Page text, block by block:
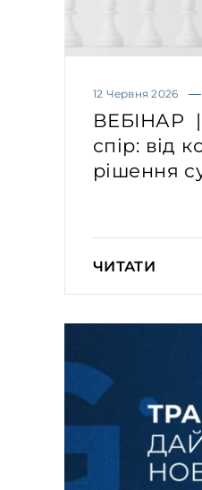
12 Червня 2026
ВЕБІНАР
спір: від
рішення
ЧИТАТИ